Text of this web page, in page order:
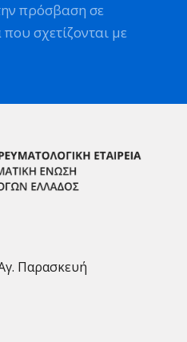
πρόσβαση σε
σχετίζονται με
Παρασκευή